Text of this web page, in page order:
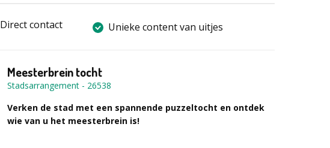
aanwijzingen. Rechercheur Wout Boefs heeft jullie hulp nodig. Hij
komt niet meer verder in het onderzoek. De bewoners van het
Lossen jullie op tijd Case Blüdhaven op?
- Spanning, sensatie, teambuilding en vermaak.
- Verschillende niveaus van opdrachten en geschikt voor ieder
Direct contact Unieke content van uitjes
Meesterbrein tocht
Stadsarrangement - 26538
Verken de stad met een spannende puzzeltocht en ontdek
wie van u het meesterbrein is!